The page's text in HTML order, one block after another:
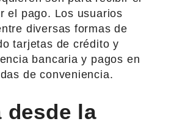
el pago. Los usuarios
diversas formas de
tarjetas de crédito y
bancaria y pagos en
de conveniencia.
desde la